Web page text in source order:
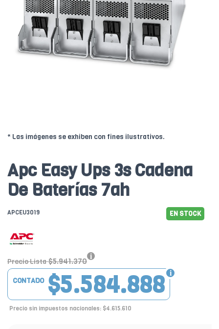
* Las imágenes se exhiben con fines ilustrativos.
Apc Easy Ups 3s Cadena
De Baterías 7ah
APCEU3019 EN STOCK
Precio Lista $5.941.370
$5.584.888
CONTADO
Precio sin impuestos nacionales: $4.615.610